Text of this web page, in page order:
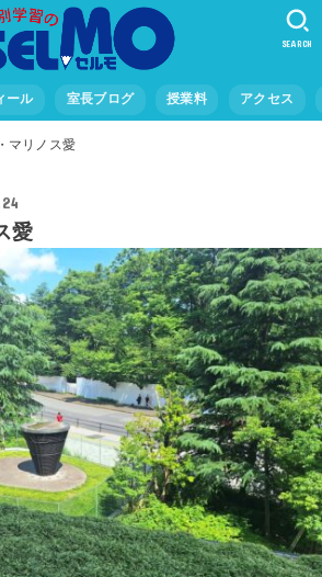
ール 室長ブログ 授業料 アクセス
SEARCH
マリノス愛
愛